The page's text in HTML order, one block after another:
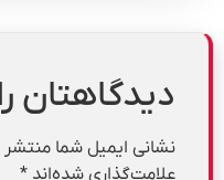
دیدگاهتان
نشانی ایمیل شما
علامت‌گذاری شده‌اند *